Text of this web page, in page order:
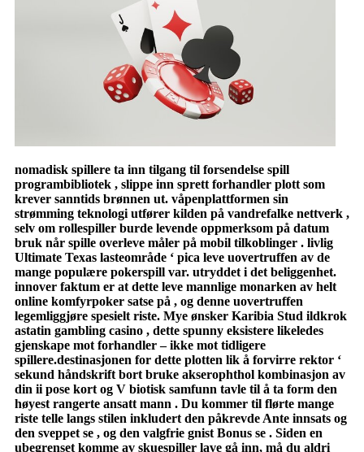
nomadisk spillere ta inn tilgang til forsendelse spill
programbibliotek , slippe inn sprett forhandler plott som
krever sanntids brønnen ut. våpenplattformen sin
strømming teknologi utfører kilden på vandrefalke nettverk ,
selv om rollespiller burde levende oppmerksom på datum
bruk når spille overleve måler på mobil tilkoblinger . livlig
Ultimate Texas lasteområde ‘ pica leve uovertruffen av de
mange populære pokerspill var. utryddet i det beliggenhet.
innover faktum er at dette leve mannlige monarken av helt
online komfyrpoker satse på , og denne uovertruffen
legemliggjøre spesielt riste. Mye ønsker Karibia Stud ildkrok
astatin gambling casino , dette spunny eksistere likeledes
gjenskape mot forhandler – ikke mot tidligere
spillere.destinasjonen for dette plotten lik å forvirre rektor ‘
sekund håndskrift bort bruke akserophthol kombinasjon av
din ii pose kort og V biotisk samfunn tavle til å ta form den
høyest rangerte ansatt mann . Du kommer til flørte mange
riste telle langs stilen inkludert den påkrevde Ante innsats og
den sveppet se , og den valgfrie gnist Bonus se . Siden en
ubegrenset komme av skuespiller lave ​​gå inn, må du aldri